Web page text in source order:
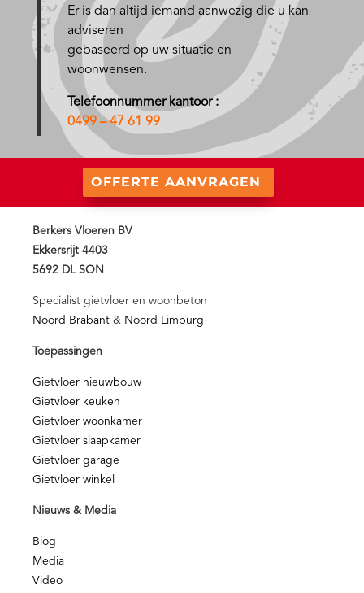
Er is dan altijd iemand aanwezig die u kan
adviseren
gebaseerd op uw situatie en
woonwensen.
Telefoonnummer kantoor :
0499 – 47 61 99
OFFERTE AANVRAGEN
Berkers Vloeren BV
Ekkersrijt 4403
5692 DL SON
Specialist gietvloer en woonbeton
Noord Brabant & Noord Limburg
Toepassingen
Gietvloer nieuwbouw
Gietvloer keuken
Gietvloer woonkamer
Gietvloer slaapkamer
Gietvloer garage
Gietvloer winkel
Nieuws & Media
Blog
Media
Video